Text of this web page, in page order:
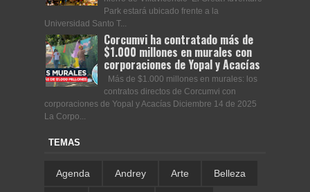
Park estará ubicado frente a la
Universidad Santo T...
Corcumvi ha contratado más de
$1.000 millones en murales con
corporaciones de Yopal y Acacías
Más de $1.000 millones en murales: los
contratos directos de Corcumvi con
corporaciones de Yopal y Acacías Diciembre 14 de 2025
La Corpo...
TEMAS
Agenda Andrey Arte Belleza